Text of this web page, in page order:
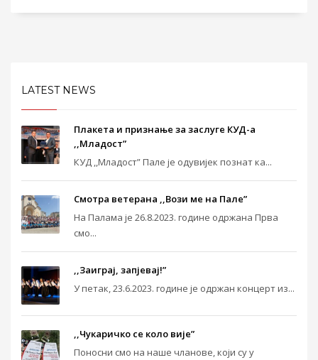
LATEST NEWS
Плакета и признање за заслуге КУД-а
,,Младост”
КУД ,,Младост” Пале је одувијек познат ка...
Смотра ветерана ,,Вози ме на Пале”
На Палама је 26.8.2023. године одржана Прва
смо...
,,Заиграј, запјевај!”
У петак, 23.6.2023. године је одржан концерт из...
,,Чукаричко се коло вије”
Поносни смо на наше чланове, који су у